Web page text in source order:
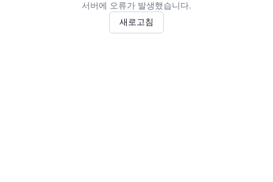
서버에 오류가 발생했습니다.
새로고침